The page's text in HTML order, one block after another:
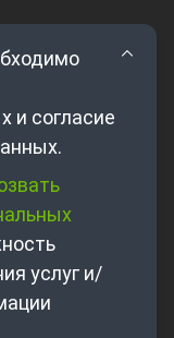
и согласие
услуг и/